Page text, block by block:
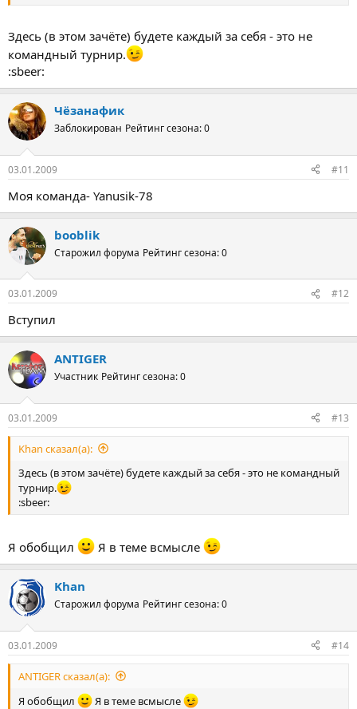
Здесь (в этом зачёте) будете каждый за себя - это не
командный турнир.
:sbeer:
Чёзанафик
Заблокирован Рейтинг сезона: 0
03.01.2009 #11
Моя команда- Yanusik-78
booblik
Старожил форума Рейтинг сезона: 0
03.01.2009 #12
Вступил
ANTIGER
Участник Рейтинг сезона: 0
03.01.2009 #13
Khan сказал(а):
Здесь (в этом зачёте) будете каждый за себя - это не командный
турнир.
:sbeer:
Я обобщил Я в теме всмысле
Khan
Старожил форума Рейтинг сезона: 0
03.01.2009 #14
ANTIGER сказал(а):
Я обобщил
Я в теме всмысле